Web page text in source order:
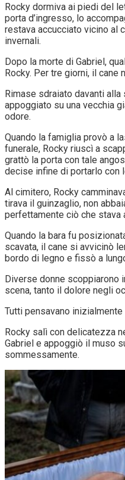
Rocky dormiva ai piedi del
porta d’ingresso, lo
restava accucciato vicino al
invernali.
Dopo la morte di Gabriel,
Rocky. Per tre giorni, il cane
Rimase sdraiato davanti
appoggiato su una vecchia
odore.
Quando la famiglia provò a
funerale, Rocky riuscì a
grattò la porta con tale
decise infine di portarlo con
Al cimitero, Rocky
tirava il guinzaglio, non
perfettamente ciò che stava
Quando la bara fu
scavata, il cane si avvicinò
bordo di legno e fissò a
Diverse donne scoppiarono
scena, tanto il dolore negli
Tutti pensavano
Rocky salì con delicatezza
Gabriel e appoggiò il muso
sommessamente.